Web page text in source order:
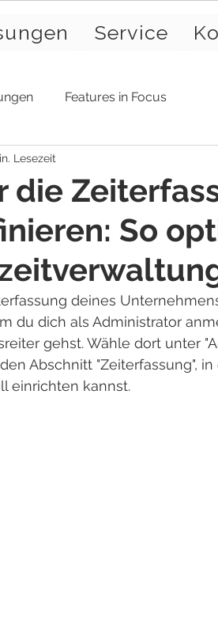
Service
Features in Focus
die
So
Lesezeit
deines
du dich als Administrator
gehst. Wähle dort unter
Abschnitt "Zeiterfassung",
einrichten kannst.